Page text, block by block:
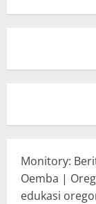
Monitory:
Oemba |
edukasi